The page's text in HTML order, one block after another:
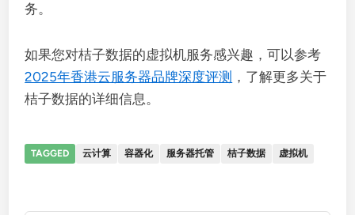
务。
如果您对桔子数据的虚拟机服务感兴趣，可以参考
2025年香港云服务器品牌深度评测 ，了解更多关于
桔子数据的详细信息。
TAGGED 云计算 容器化 服务器托管 桔子数据 虚拟机